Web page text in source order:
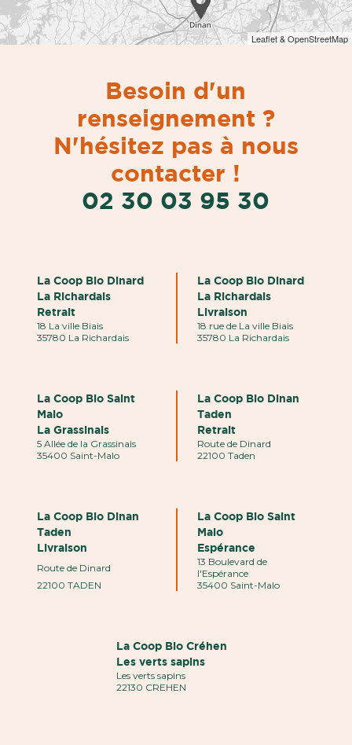
Besoin d'un
renseignement ?
N'hésitez pas à nous
contacter !
02 30 03 95 30
La Coop Bio Dinard
La Richardais
Retrait
18 La ville Biais
35780 La Richardais
La Coop Bio Dinard
La Richardais
Livraison
18 rue de La ville Biais
35780 La Richardais
La Coop Bio Saint
Malo
La Grassinais
5 Allée de la Grassinais
35400 Saint-Malo
La Coop Bio Dinan
Taden
Retrait
Route de Dinard
22100 Taden
La Coop Bio Dinan
Taden
Livraison
Route de Dinard
22100 TADEN
La Coop Bio Saint
Malo
Espérance
13 Boulevard de
l'Espérance
35400 Saint-Malo
La Coop Bio Créhen
Les verts sapins
Les verts sapins
22130 CREHEN
Leaflet & OpenStreetMap